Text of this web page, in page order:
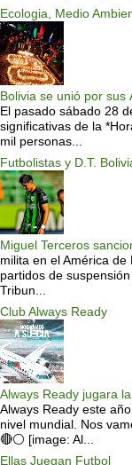
Ecologia, Medio
Bolivia se unió por sus
El pasado sábado 28
significativas de la
mil personas...
Futbolistas y D.T.
Miguel Terceros
milita en el América
partidos de
Tribun...
Club Always Ready
Always Ready jugara
Always Ready este
nivel mundial. Nos
🔴⚪️ [image: Al...
Ellas Juegan Futbol